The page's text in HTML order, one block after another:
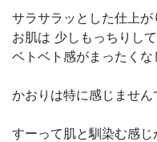
サラサラッとした仕上が
お肌は 少しもっちりし
ベトベト感がまったくな
かおりは特に感じません
すーって肌と馴染む感じ